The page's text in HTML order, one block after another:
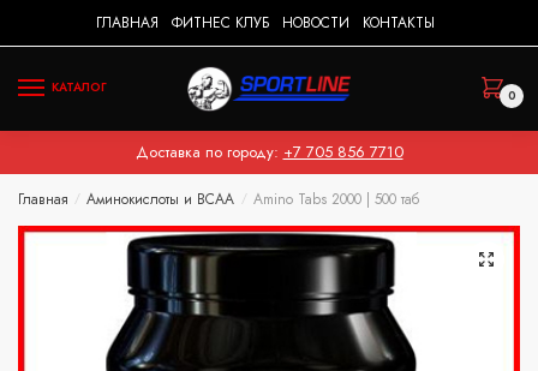
to
to
ГЛАВНАЯ ФИТНЕС КЛУБ НОВОСТИ КОНТАКТЫ
КАТАЛОГ 0
Доставка по городу: +7 705 856 7710
Главная / Аминокислоты и BCAA / Amino Tabs 2000 | 500 таб